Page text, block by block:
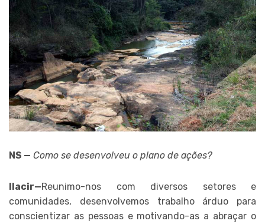
NS — Como se desenvolveu o plano de ações?
Ilacir—Reunimo-nos com diversos setores e
comunidades, desenvolvemos trabalho árduo para
conscientizar as pessoas e motivando-as a abraçar o